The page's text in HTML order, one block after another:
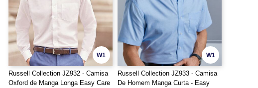
W1
Russell Collection JZ932 - Camisa
Oxford de Manga Longa Easy Care
W1
Russell Collection JZ933 - Camisa
De Homem Manga Curta - Easy